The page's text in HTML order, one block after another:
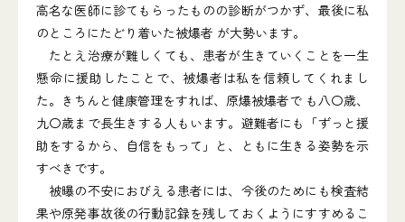
高名な医師に診てもらったものの診断がつかず、最後に私
のところにたどり着いた被爆者 が大勢います。
たとえ治療が難しくても、患者が生きていくことを一生
懸命に援助したことで、被爆者は私を信頼してくれまし
た。きちんと健康管理をすれば、原爆被爆者で も八〇歳、
九〇歳まで長生きする人もいます。避難者にも「ずっと援
助をするから、自信をもって」と、ともに生きる姿勢を示
すべきです。
被曝の不安におびえる患者には、今後のためにも検査結
果や原発事故後の行動記録を残しておくようにすすめるこ